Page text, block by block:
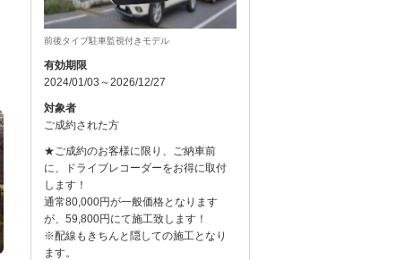
前後タイプ駐車監視付きモデル
有効期限
2024/01/03～2026/12/27
対象者
ご成約された方
★ご成約のお客様に限り、ご納車前
に、ドライブレコーダーをお得に取付
します！
通常80,000円が一般価格となります
が、59,800円にて施工致します！
※配線もきちんと隠しての施工となり
ます。